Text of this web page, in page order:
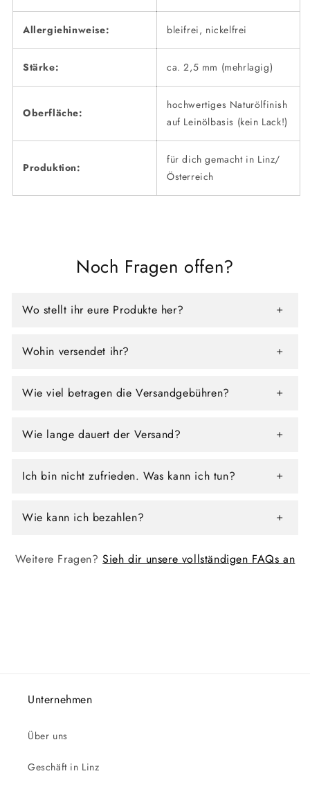
Allergiehinweise: bleifrei, nickelfrei
Stärke: ca. 2,5 mm (mehrlagig)
Oberfläche:
hochwertiges Naturölfinish
auf Leinölbasis (kein Lack!)
Produktion:
für dich gemacht in Linz/
Österreich
Noch Fragen offen?
Wo stellt ihr eure Produkte her?
Wohin versendet ihr?
Wie viel betragen die Versandgebühren?
Wie lange dauert der Versand?
Ich bin nicht zufrieden. Was kann ich tun?
Wie kann ich bezahlen?
Weitere Fragen?Sieh dir unsere vollständigen FAQs an
Unternehmen
Über uns
Geschäft in Linz